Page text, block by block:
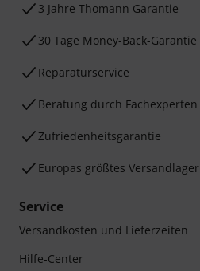
3 Jahre Thomann Garantie
30 Tage Money-Back-Garantie
Reparaturservice
Beratung durch Fachexperten
Zufriedenheitsgarantie
Europas größtes Versandlager
Service
Versandkosten und Lieferzeiten
Hilfe-Center